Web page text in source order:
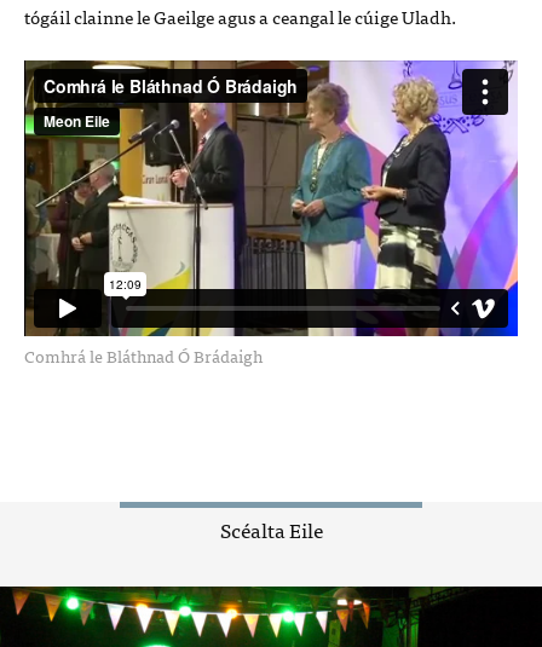
tógáil clainne le Gaeilge agus a ceangal le cúige Uladh.
Comhrá le Bláthnad Ó Brádaigh
Scéalta Eile